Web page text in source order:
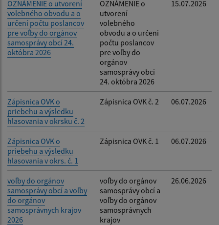
OZNÁMENIE o utvorení
volebného obvodu a o
určení počtu poslancov
pre voľby do orgánov
samosprávy obcí 24.
októbra 2026
OZNÁMENIE o
utvorení
volebného
obvodu a o určení
počtu poslancov
pre voľby do
orgánov
samosprávy obcí
24. októbra 2026
15.07.2026
Zápisnica OVK o
priebehu a výsledku
hlasovania v okrsku č. 2
Zápisnica OVK č. 2 06.07.2026
Zápisnica OVK o
priebehu a výsledku
hlasovania v okrs. č. 1
Zápisnica OVK č. 1 06.07.2026
voľby do orgánov
samosprávy obcí a voľby
do orgánov
samosprávnych krajov
2026
voľby do orgánov
samosprávy obcí a
voľby do orgánov
samosprávnych
krajov
26.06.2026